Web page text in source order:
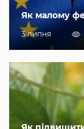
Як малому
3 липня